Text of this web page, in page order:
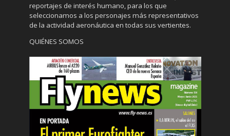
reportajes de interés humano, para los que
seleccionamos a los personajes más representativos
de la actividad aeronáutica en todas sus vertientes.
QUIÉNES SOMOS